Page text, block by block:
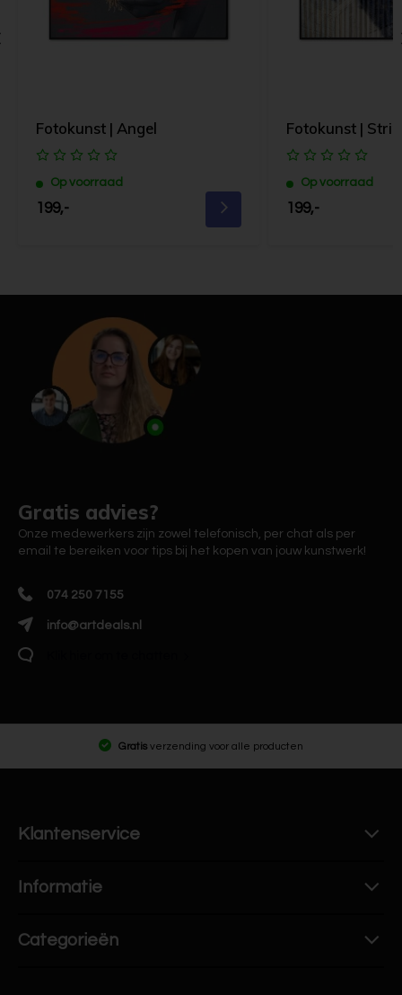
Fotokunst | Angel
Op voorraad
199,-
Fotokunst |
Op voorraad
199,-
Gratis advies?
Onze medewerkers zijn zowel telefonisch, per chat als per
email te bereiken voor tips bij het kopen van jouw kunstwerk!
074 250 7155
info@artdeals.nl
Gratis verzending voor alle producten
Klantenservice
Informatie
Categorieën